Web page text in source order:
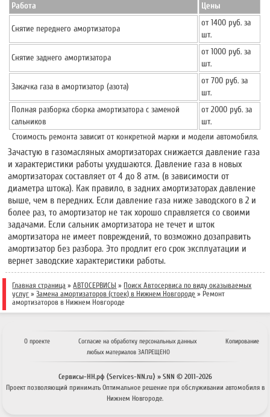
Работа Цены
Снятие переднего амортизатора
от 1400 руб. за
шт.
Снятие заднего амортизатора
от 1000 руб. за
шт.
Закачка газа в амортизатор (азота)
от 700 руб. за
шт.
Полная разборка сборка амортизатора с заменой
сальников
от 2000 руб. за
шт.
Стоимость ремонта зависит от конкретной марки и модели автомобиля.
Зачастую в газомасляных амортизаторах снижается давление газа
и характеристики работы ухудшаются. Давление газа в новых
амортизаторах составляет от 4 до 8 атм. (в зависимости от
диаметра штока). Как правило, в задних амортизаторах давление
выше, чем в передних. Если давление газа ниже заводского в 2 и
более раз, то амортизатор не так хорошо справляется со своими
задачами. Если сальник амортизатора не течет и шток
амортизатора не имеет повреждений, то возможно дозаправить
амортизатор без разбора. Это продлит его срок эксплуатации и
вернет заводские характеристики работы.
Главная страница »АВТОСЕРВИСЫ » Поиск Автосервиса по виду оказываемых
услуг »Замена амортизаторов (стоек) в Нижнем Новгороде » Ремонт
амортизаторов в Нижнем Новгороде
О проекте Согласие на обработку персональных данных
Копирование
любых материалов ЗАПРЕЩЕНО
Сервисы-НН.рф ⟨Services-NN.ru⟩ » SNN © 2011-2026
Проект позволяющий принимать Оптимальное решениепри обслуживании автомобиля в
Нижнем Новгороде.